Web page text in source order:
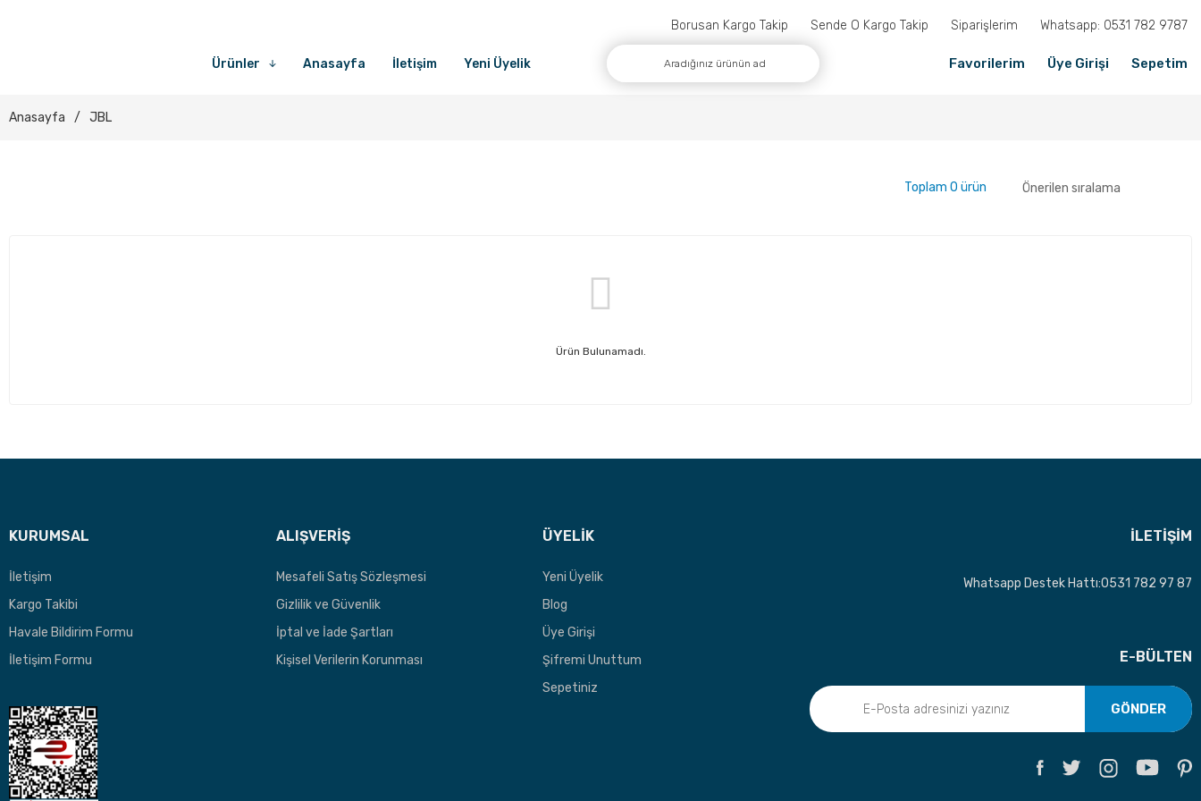
Borusan Kargo Takip Sende O Kargo Takip Siparişlerim Whatsapp: 0531 782 9787
Ürünler Anasayfa İletişim Yeni Üyelik Favorilerim Üye Girişi Sepetim
Anasayfa JBL
Toplam 0 ürün
Ürün Bulunamadı.
KURUMSAL
İletişim
Kargo Takibi
Havale Bildirim Formu
İletişim Formu
ALIŞVERİŞ
Mesafeli Satış Sözleşmesi
Gizlilik ve Güvenlik
İptal ve İade Şartları
Kişisel Verilerin Korunması
ÜYELİK
Yeni Üyelik
Blog
Üye Girişi
Şifremi Unuttum
Sepetiniz
İLETİŞİM
Whatsapp Destek Hattı:0531 782 97 87
E-BÜLTEN
GÖNDER